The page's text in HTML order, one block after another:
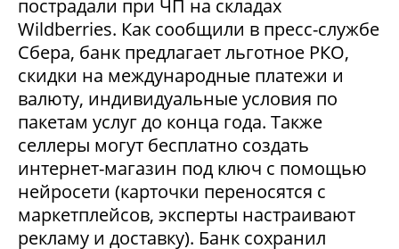
пострадали при ЧП на складах
Wildberries. Как сообщили в пресс-службе
Сбера, банк предлагает льготное РКО,
скидки на международные платежи и
валюту, индивидуальные условия по
пакетам услуг до конца года. Также
селлеры могут бесплатно создать
интернет-магазин под ключ с помощью
нейросети (карточки переносятся с
маркетплейсов, эксперты настраивают
рекламу и доставку). Банк сохранил